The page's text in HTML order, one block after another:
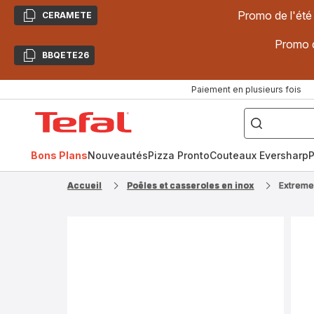
CopierCERAMETE Promo de
CopierBBQETE26
Promo
Paiement en plusieurs fois
["Poêles
inox,
Cake
Factory,
Bons PlansNouveautésPizza ProntoCouteaux Eversharp
Accueil Poêles et casseroles en inox